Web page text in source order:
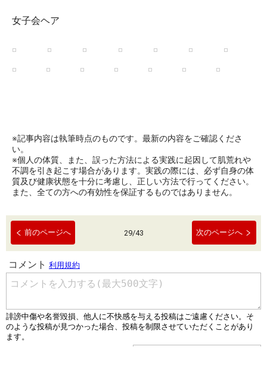
女子会ヘア
※記事内容は執筆時点のものです。最新の内容をご確認くださ
い。
※個人の体質、また、誤った方法による実践に起因して肌荒れや
不調を引き起こす場合があります。実践の際には、必ず自身の体
質及び健康状態を十分に考慮し、正しい方法で行ってください。
また、全ての方への有効性を保証するものではありません。
前のページへ 29/43 次のページへ